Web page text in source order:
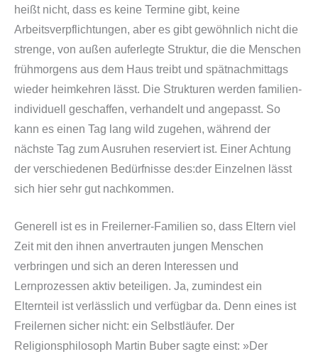
heißt nicht, dass es keine Termine gibt, keine
Arbeitsverpflichtungen, aber es gibt gewöhnlich nicht die
strenge, von außen auferlegte Struktur, die die Menschen
frühmorgens aus dem Haus treibt und spätnachmittags
wieder heimkehren lässt. Die Strukturen werden familien-
individuell geschaffen, verhandelt und angepasst. So
kann es einen Tag lang wild zugehen, während der
nächste Tag zum Ausruhen reserviert ist. Einer Achtung
der verschiedenen Bedürfnisse des:der Einzelnen lässt
sich hier sehr gut nachkommen.
Generell ist es in Freilerner-Familien so, dass Eltern viel
Zeit mit den ihnen anvertrauten jungen Menschen
verbringen und sich an deren Interessen und
Lernprozessen aktiv beteiligen. Ja, zumindest ein
Elternteil ist verlässlich und verfügbar da. Denn eines ist
Freilernen sicher nicht: ein Selbstläufer. Der
Religionsphilosoph Martin Buber sagte einst: »Der